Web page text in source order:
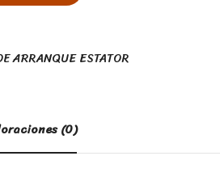
ARRANQUE ESTATOR
(0)